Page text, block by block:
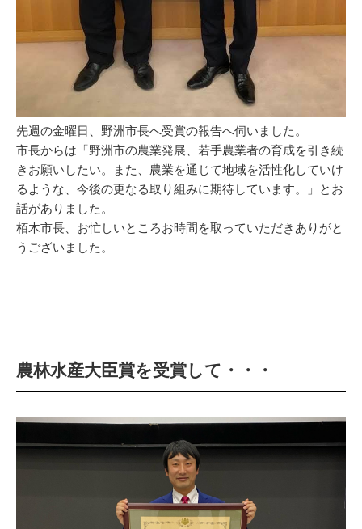
先週の金曜日、野洲市長へ受賞の報告へ伺いました。
市長からは「野洲市の農業発展、若手農業者の育成を引き続
きお願いしたい。また、農業を通じて地域を活性化していけ
るような、今後の更なる取り組みに期待しています。」とお
話がありました。
栢木市長、お忙しいところお時間を取っていただきありがと
うございました。
農林水産大臣賞を受賞して・・・